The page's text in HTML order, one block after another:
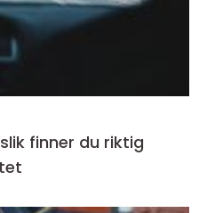
finner du riktig